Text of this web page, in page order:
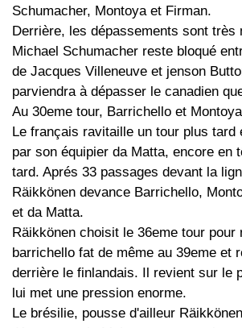
Schumacher, Montoya et Firman.
Derrière, les dépassements sont très
Michael Schumacher reste bloqué
de Jacques Villeneuve et jenson
parviendra à dépasser le canadien
Au 30eme tour, Barrichello et
Le français ravitaille un tour plus tard
par son équipier da Matta, encore en
tard. Aprés 33 passages devant la
Räikkönen devance Barrichello,
et da Matta.
Räikkönen choisit le 36eme tour pour
barrichello fat de même au 39eme et
derrière le finlandais. Il revient sur le
lui met une pression enorme.
Le brésilie, pousse d'ailleur